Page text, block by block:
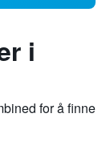
i
for å finne